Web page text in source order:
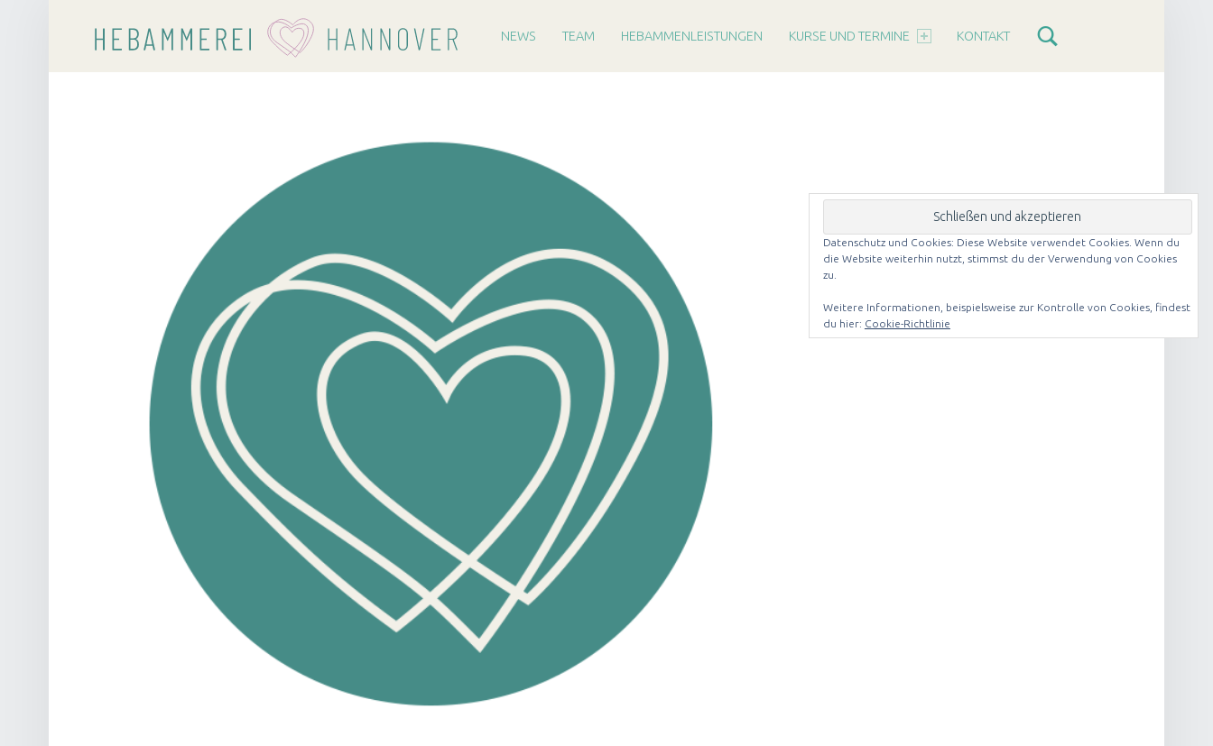
M
H
A
N
N
O
NEWS TEAM HEBAMMENLEISTUNGEN KURSE UND TERMINE KONTAKT
Datenschutz und Cookies: Diese Website verwendet Cookies. Wenn du
die Website weiterhin nutzt, stimmst du der Verwendung von Cookies
zu.
Weitere Informationen, beispielsweise zur Kontrolle von Cookies, findest
du hier: Cookie-Richtlinie